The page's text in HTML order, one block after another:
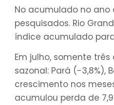
No acumulado no ano
pesquisados. Rio
índice acumulado
Em julho, somente
sazonal: Pará (-3,8%),
crescimento nos
acumulou perda de